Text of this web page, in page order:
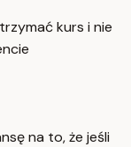
kurs i nie
na to, że jeśli